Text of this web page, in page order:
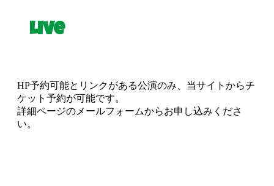
Live
HP予約可能とリンクがある公演のみ、当サイトからチ
ケット予約が可能です。
詳細ページのメールフォームからお申し込みくださ
い。